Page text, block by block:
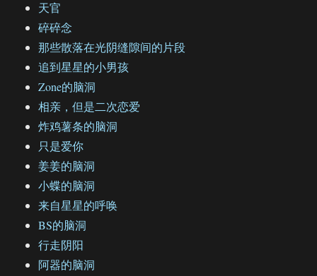
天官
碎碎念
那些散落在光阴缝隙间的片段
追到星星的小男孩
Zone的脑洞
相亲，但是二次恋爱
炸鸡薯条的脑洞
只是爱你
姜姜的脑洞
小蝶的脑洞
来自星星的呼唤
BS的脑洞
行走阴阳
阿器的脑洞